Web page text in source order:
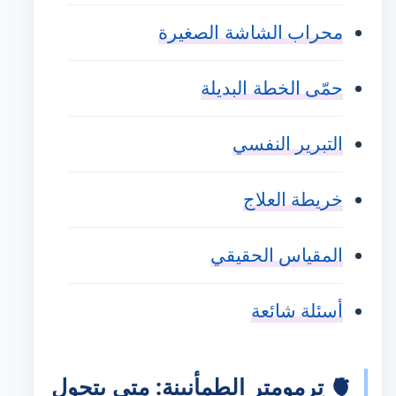
محراب الشاشة الصغيرة
حمّى الخطة البديلة
التبرير النفسي
خريطة العلاج
المقياس الحقيقي
أسئلة شائعة
🫀 تِرمومتر الطمأنينة: متى يتحول